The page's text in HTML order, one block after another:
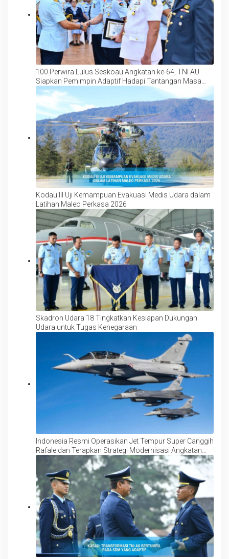
100 Perwira Lulus Seskoau Angkatan ke-64, TNI AU
Siapkan Pemimpin Adaptif Hadapi Tantangan Masa
Depan
Kodau III Uji Kemampuan Evakuasi Medis Udara dalam
Latihan Maleo Perkasa 2026
Skadron Udara 18 Tingkatkan Kesiapan Dukungan
Udara untuk Tugas Kenegaraan
Indonesia Resmi Operasikan Jet Tempur Super Canggih
Rafale dan Terapkan Strategi Modernisasi Angkatan
Udara